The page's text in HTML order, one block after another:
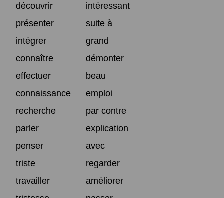
découvrir
intéressant
présenter
suite à
intégrer
grand
connaître
démonter
effectuer
beau
connaissance
emploi
recherche
par contre
parler
explication
penser
avec
triste
regarder
travailler
améliorer